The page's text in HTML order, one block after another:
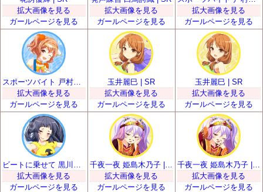
拡大画像を見る
ガールページを見る
拡大画像を見る
ガールページを見る
拡大画像を見る
ガールページを見る
拡大画像を見る
ガールページを見る
玉井麗巳 | SR
拡大画像を見る
ガールページを見る
玉井麗巳 | SR
拡大画像を見る
ガールページを見る
拡大画像を見る
ガールページを見る
千夜一夜 姫島木乃子 | SR
拡大画像を見る
ガールページを見る
千夜一夜 姫島木乃子 | SR
拡大画像を見る
ガールページを見る